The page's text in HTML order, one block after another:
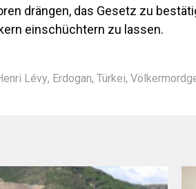
drängen, das Gesetz zu
einschüchtern zu lassen.
Lévy, Erdogan, Türkei,